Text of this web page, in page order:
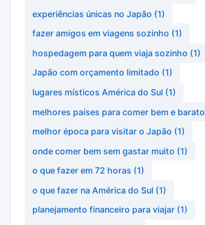
experiências únicas no Japão (1)
fazer amigos em viagens sozinho (1)
hospedagem para quem viaja sozinho (1)
Japão com orçamento limitado (1)
lugares místicos América do Sul (1)
melhores países para comer bem e barato
melhor época para visitar o Japão (1)
onde comer bem sem gastar muito (1)
o que fazer em 72 horas (1)
o que fazer na América do Sul (1)
planejamento financeiro para viajar (1)